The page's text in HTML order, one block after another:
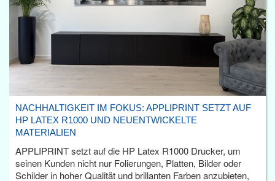
NACHHALTIGKEIT IM FOKUS: APPLIPRINT SETZT AUF
HP LATEX R1000 UND NEUENTWICKELTE
MATERIALIEN
APPLIPRINT setzt auf die HP Latex R1000 Drucker, um
seinen Kunden nicht nur Folierungen, Platten, Bilder oder
Schilder in hoher Qualität und brillanten Farben anzubieten,